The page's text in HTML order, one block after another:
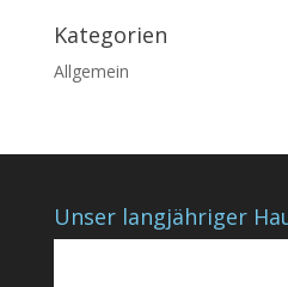
Kategorien
Allgemein
Unser langjähriger